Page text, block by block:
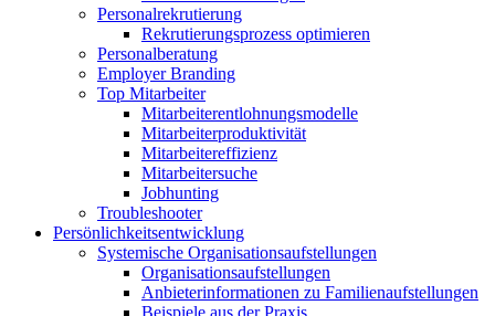
Personalrekrutierung
Rekrutierungsprozess optimieren
Personalberatung
Employer Branding
Top Mitarbeiter
Mitarbeiterentlohnungsmodelle
Mitarbeiterproduktivität
Mitarbeitereffizienz
Mitarbeitersuche
Jobhunting
Troubleshooter
Persönlichkeitsentwicklung
Systemische Organisationsaufstellungen
Organisationsaufstellungen
Anbieterinformationen zu Familienaufstellungen
Beispiele aus der Praxis